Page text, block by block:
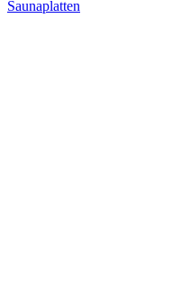
Saunaplatten